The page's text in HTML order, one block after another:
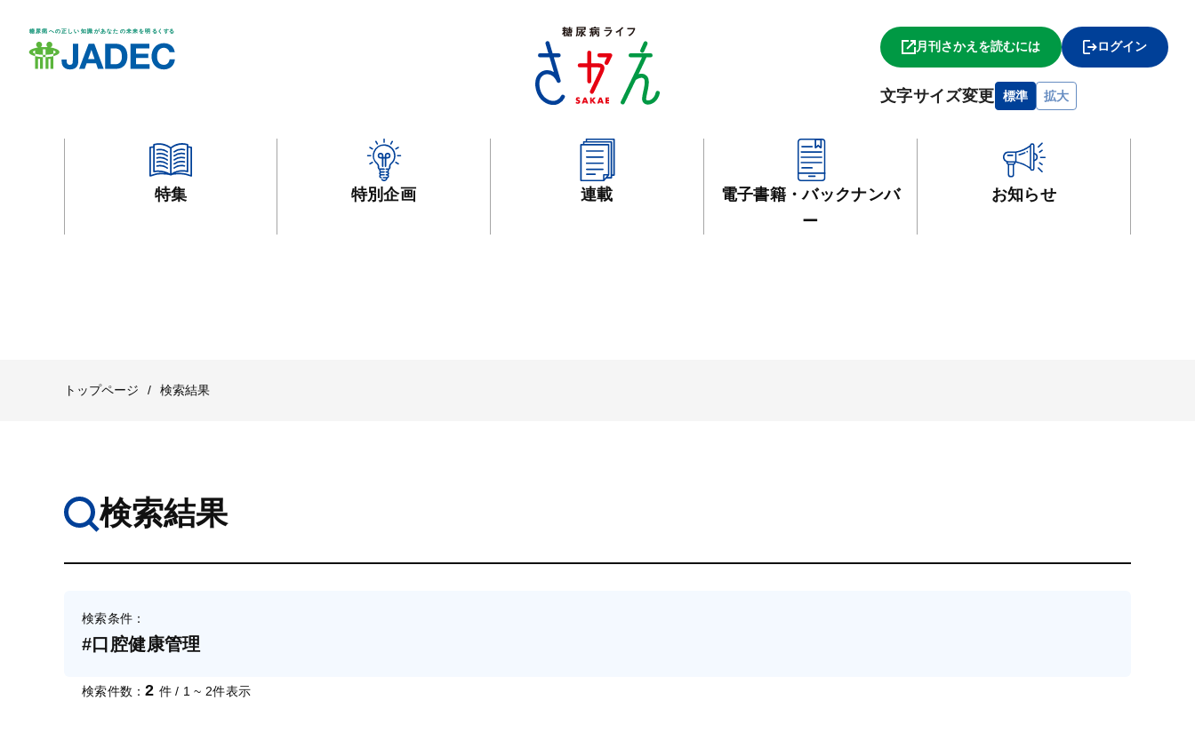
月刊さかえを読むには ログイン
文字サイズ変更 標準 拡大
特集 特別企画 連載 電子書籍・バックナンバ
ー
お知らせ
トップページ / 検索結果
検索結果
検索条件：
#口腔健康管理
検索件数：2 件 / 1 ~ 2件表示